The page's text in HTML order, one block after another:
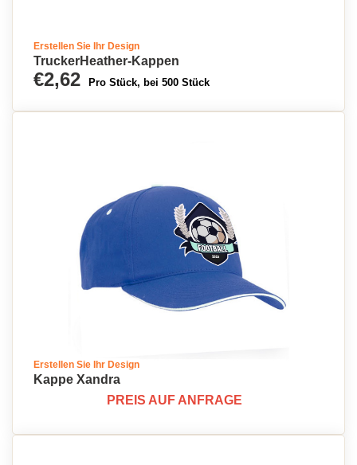
Erstellen Sie Ihr Design
TruckerHeather-Kappen
€2,62 Pro Stück, bei 500 Stück
Erstellen Sie Ihr Design
Kappe Xandra
PREIS AUF ANFRAGE